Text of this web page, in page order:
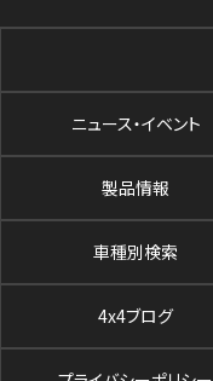
ニュース・イベント
製品情報
車種別検索
4x4ブログ